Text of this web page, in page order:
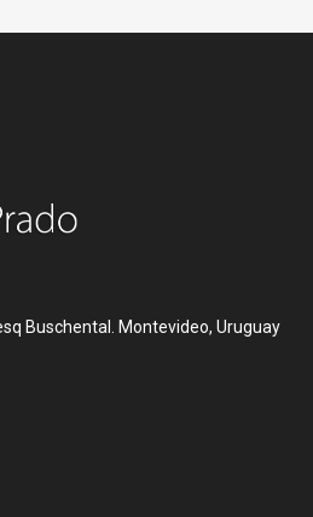
Buschental. Montevideo, Uruguay